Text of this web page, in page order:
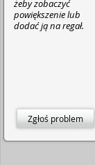
żeby zobaczyć
powiększenie lub
dodać ją na regał.
Zgłoś problem